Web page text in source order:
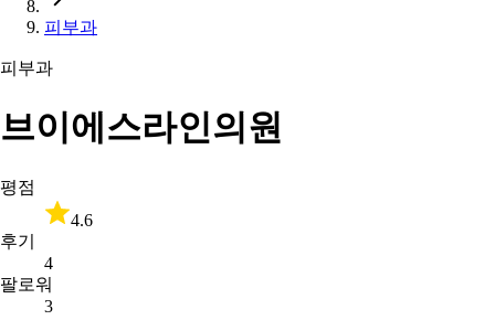
피부과
피부과
브이에스라인의원
평점
4.6
후기
4
팔로워
3